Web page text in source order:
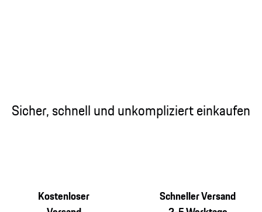
Sicher, schnell und unkompliziert einkaufen
Kostenloser
Schneller Versand